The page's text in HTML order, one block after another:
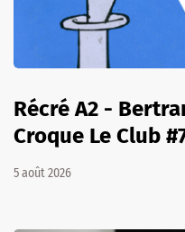
Récré A2 -
Croque Le Club
5 août 2026